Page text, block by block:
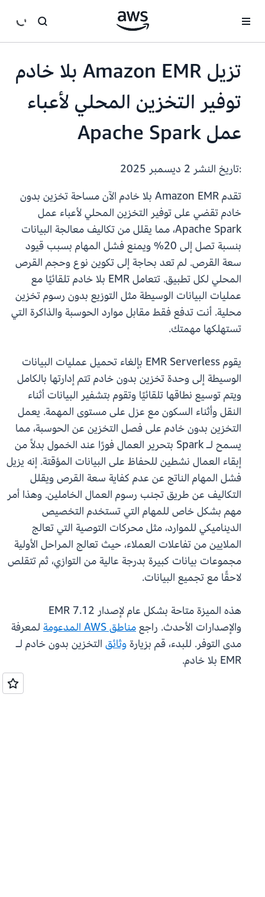
تزيل Amazon EMR بلا خادم
توفير التخزين المحلي لأعباء
عمل Apache Spark
:تاريخ النشر
تقدم Amazon EMR بلا خادم الآن مساحة تخزين بدون
خادم تقضي على توفير التخزين المحلي لأعباء عمل
Apache Spark، مما يقلل من تكاليف معالجة البيانات
بنسبة تصل إلى 20% ويمنع فشل المهام بسبب قيود
سعة القرص. لم تعد بحاجة إلى تكوين نوع وحجم القرص
المحلي لكل تطبيق. تتعامل EMR بلا خادم تلقائيًا مع
عمليات البيانات الوسيطة مثل التوزيع بدون رسوم تخزين
محلية. أنت تدفع فقط مقابل موارد الحوسبة والذاكرة التي
تستهلكها مهمتك.
يقوم EMR Serverless بإلغاء تحميل عمليات البيانات
الوسيطة إلى وحدة تخزين بدون خادم تتم إدارتها بالكامل
ويتم توسيع نطاقها تلقائيًا وتقوم بتشفير البيانات أثناء
النقل وأثناء السكون مع عزل على مستوى المهمة. يعمل
التخزين بدون خادم على فصل التخزين عن الحوسبة، مما
يسمح لـ Spark بتحرير العمال فورًا عند الخمول بدلاً من
إبقاء العمال نشطين للحفاظ على البيانات المؤقتة. إنه يزيل
فشل المهام الناتج عن عدم كفاية سعة القرص ويقلل
التكاليف عن طريق تجنب رسوم العمال الخاملين. وهذا أمر
مهم بشكل خاص للمهام التي تستخدم التخصيص
الديناميكي للموارد، مثل محركات التوصية التي تعالج
الملايين من تفاعلات العملاء، حيث تعالج المراحل الأولية
مجموعات بيانات كبيرة بدرجة عالية من التوازي، ثم تتقلص
لاحقًا مع تجميع البيانات.
هذه الميزة متاحة بشكل عام لإصدار EMR 7.12
والإصدارات الأحدث. راجعمناطق AWS المدعومة
لمعرفة
مدى التوفر. للبدء، قم بزيارةوثائق التخزين بدون خادم لـ
EMR بلا خادم.